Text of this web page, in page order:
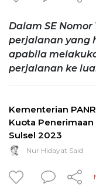
Dalam SE
perjalanan yang
apabila
perjalanan ke
Kementerian
Kuota
Sulsel 2023
Nur Hidayat Said